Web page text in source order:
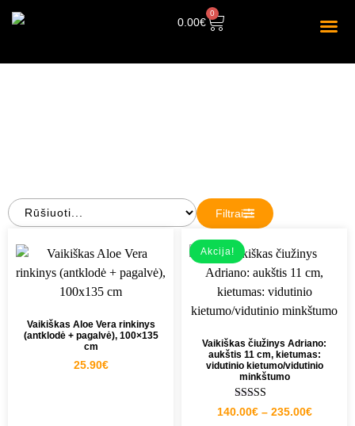
0.00€
0
Filtrai
Vaikiškas Aloe Vera rinkinys
(antklodė + pagalvė), 100×135
cm
25.90€
Akcija!
Vaikiškas čiužinys Adriano:
aukštis 11 cm, kietumas:
vidutinio kietumo/vidutinio
minkštumo
Įvertinimas:
5.00
140.00€ – 235.00€